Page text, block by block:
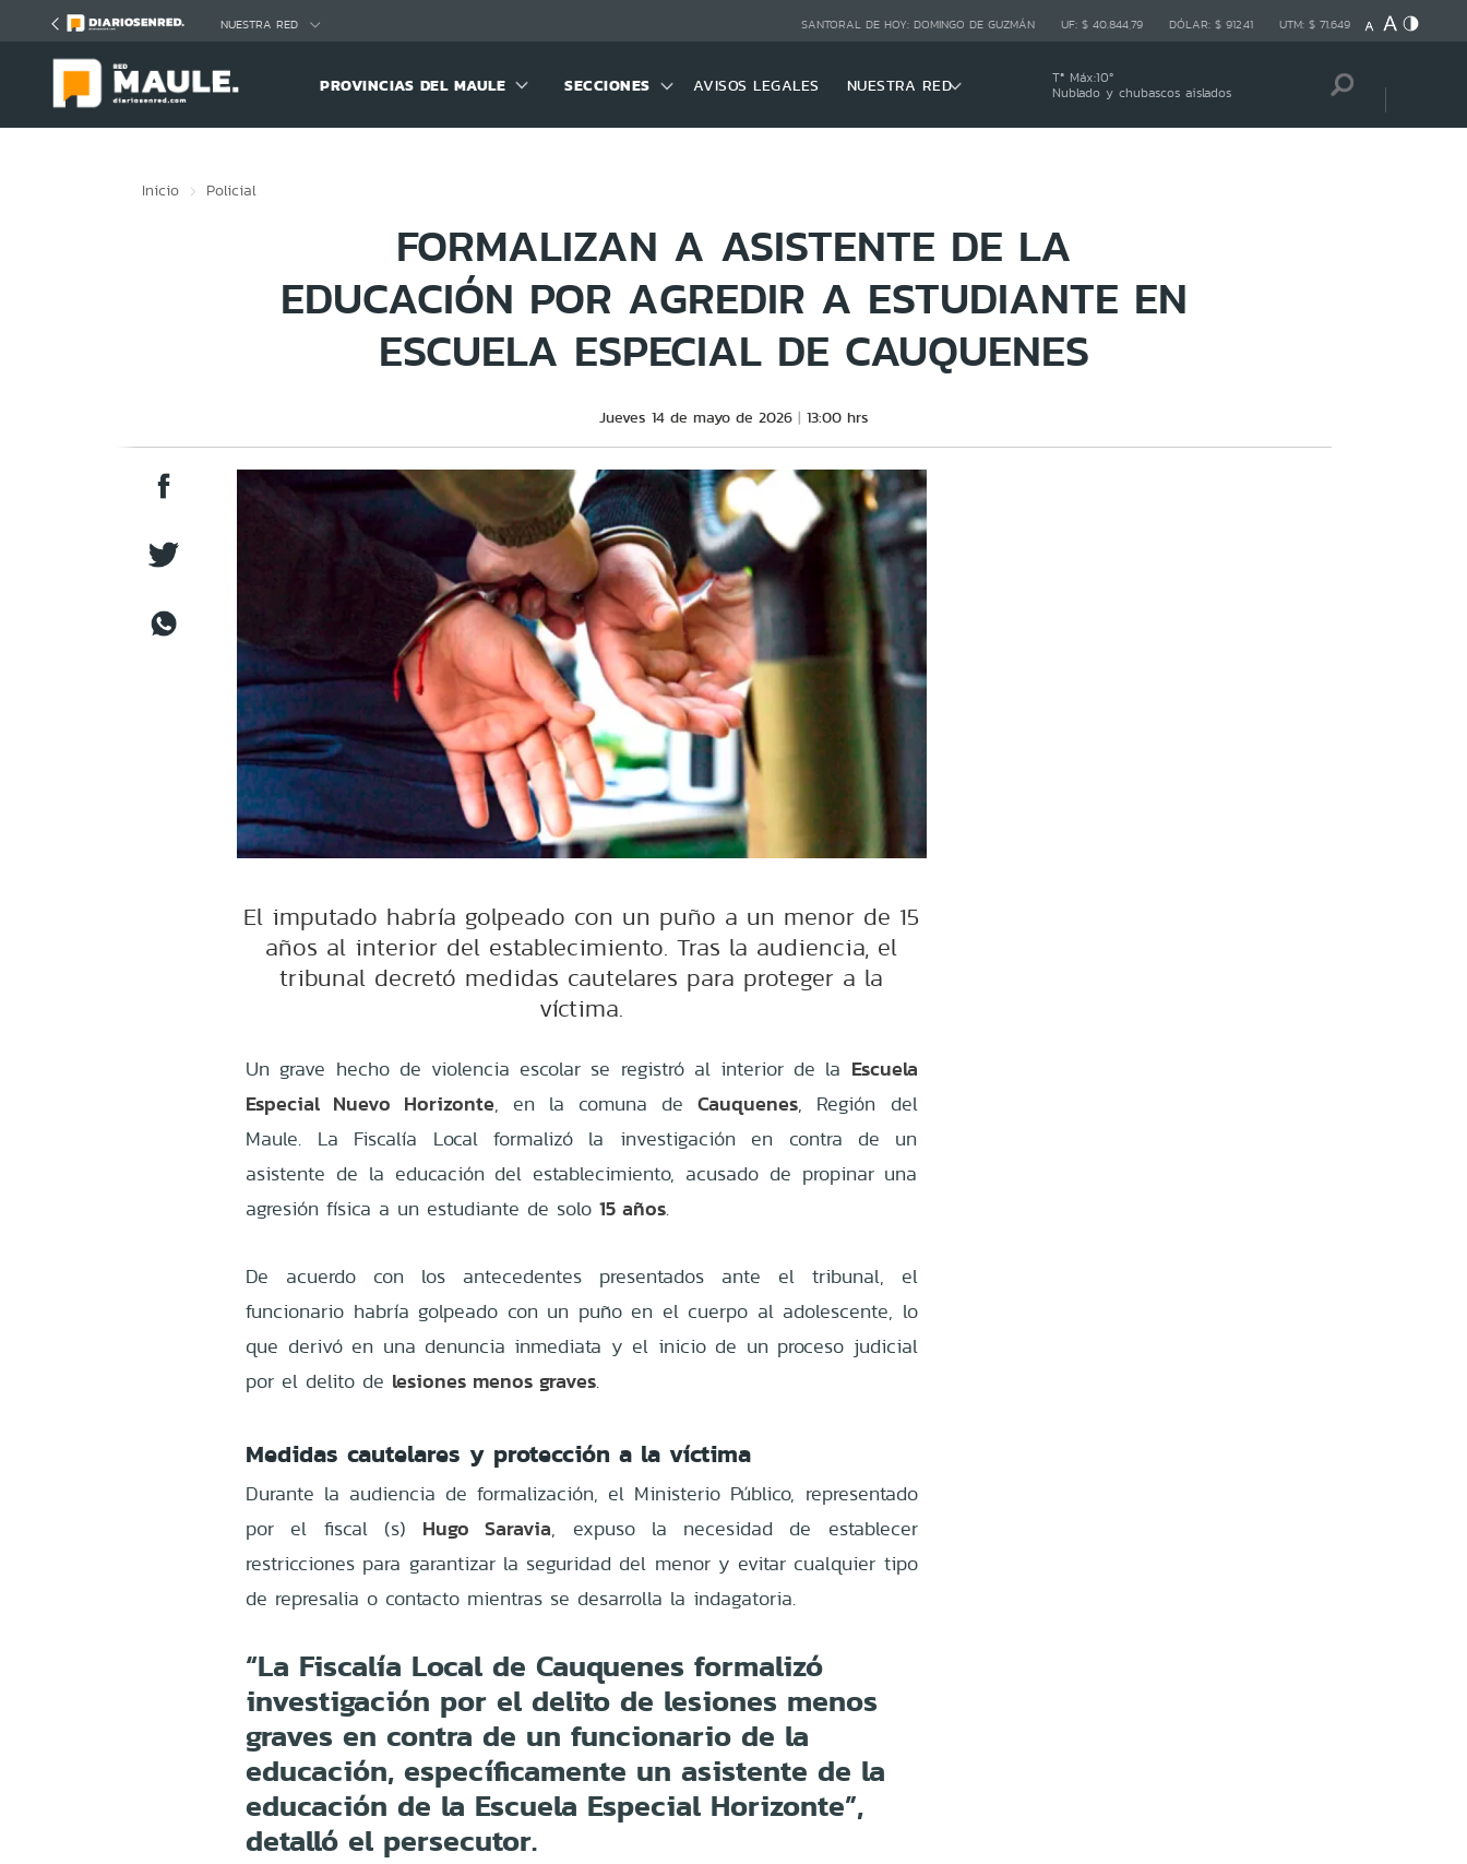
NUESTRA RED SANTORAL DE HOY: DOMINGO DE GUZMÁN UF: $ 40.844,79 DÓLAR: $ 912,41 UTM: $ 71.649
PROVINCIAS DEL MAULE SECCIONES AVISOS LEGALES NUESTRA RED Tª Máx:10º
Nublado y chubascos aislados
Inicio Policial
FORMALIZAN A ASISTENTE DE LA
EDUCACIÓN POR AGREDIR A ESTUDIANTE EN
ESCUELA ESPECIAL DE CAUQUENES
Jueves 14 de mayo de 2026 13:00 hrs
El imputado habría golpeado con un puño a un menor de 15
años al interior del establecimiento. Tras la audiencia, el
tribunal decretó medidas cautelares para proteger a la
víctima.
Un grave hecho de violencia escolar se registró al interior de la Escuela
Especial Nuevo Horizonte, en la comuna deCauquenes, Región del
Maule. La Fiscalía Local formalizó la investigación en contra de un
asistente de la educación del establecimiento, acusado de propinar una
agresión física a un estudiante de solo15 años.
De acuerdo con los antecedentes presentados ante el tribunal, el
funcionario habría golpeado con un puño en el cuerpo al adolescente, lo
que derivó en una denuncia inmediata y el inicio de un proceso judicial
por el delito de lesiones menos graves.
Medidas cautelares y protección a la víctima
Durante la audiencia de formalización, el Ministerio Público, representado
por el fiscal (s) Hugo Saravia, expuso la necesidad de establecer
restricciones para garantizar la seguridad del menor y evitar cualquier tipo
de represalia o contacto mientras se desarrolla la indagatoria.
“La Fiscalía Local de Cauquenes formalizó
investigación por el delito de lesiones menos
graves en contra de un funcionario de la
educación, específicamente un asistente de la
educación de la Escuela Especial Horizonte”,
detalló el persecutor.